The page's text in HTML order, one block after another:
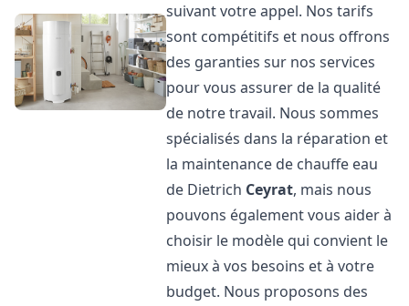
suivant votre appel. Nos tarifs
sont compétitifs et nous offrons
des garanties sur nos services
pour vous assurer de la qualité
de notre travail. Nous sommes
spécialisés dans la réparation et
la maintenance de chauffe eau
de Dietrich Ceyrat, mais nous
pouvons également vous aider à
choisir le modèle qui convient le
mieux à vos besoins et à votre
budget. Nous proposons des